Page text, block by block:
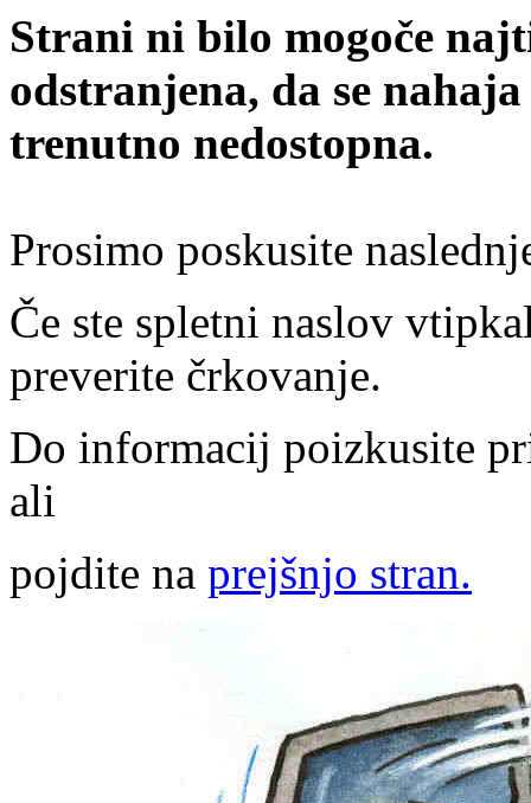
Strani ni bilo mogoče
odstranjena, da se
trenutno nedostopna.
Prosimo poskusite
Če ste spletni naslov
preverite črkovanje.
Do informacij poizkusite
ali
pojdite na prejšnjo stran.